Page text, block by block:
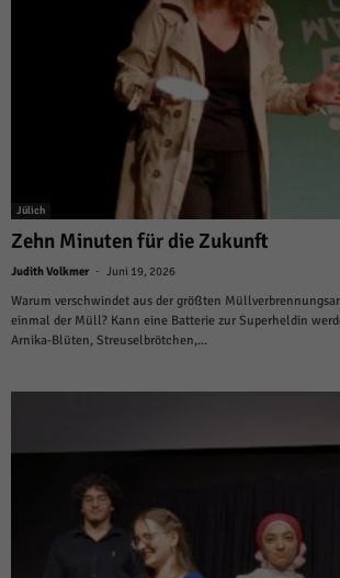
Jülich
Zehn Minuten für die Zukunft
Judith Volkmer - Juni 19, 2026
Warum verschwindet aus der größten
einmal der Müll? Kann eine Batterie zur Superheldin
Arnika-Blüten, Streuselbrötchen,...